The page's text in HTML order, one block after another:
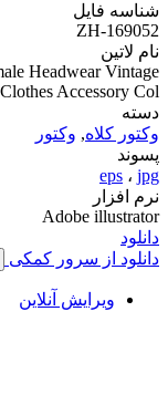
شناسه فایل
ZH-169052
نام لاتین
Headwear Vintage
Accessory Col
دسته
وکتور کلاه, وکتور
پسوند
eps ، jpg
نرم افزار
Adobe illustrator
دانلود
دانلود از سرور کمکی
ویرایش آنلاین